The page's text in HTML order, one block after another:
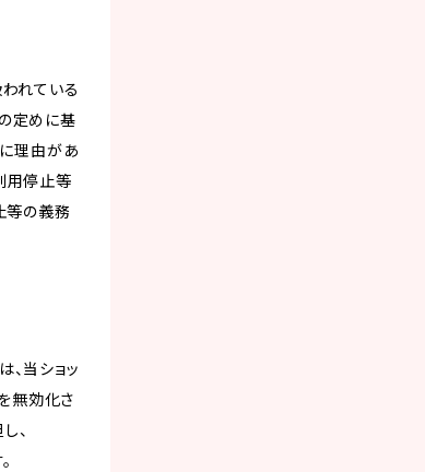
れている
定めに基
理由があ
用停止等
等の義務
、当ショッ
無効化さ
、